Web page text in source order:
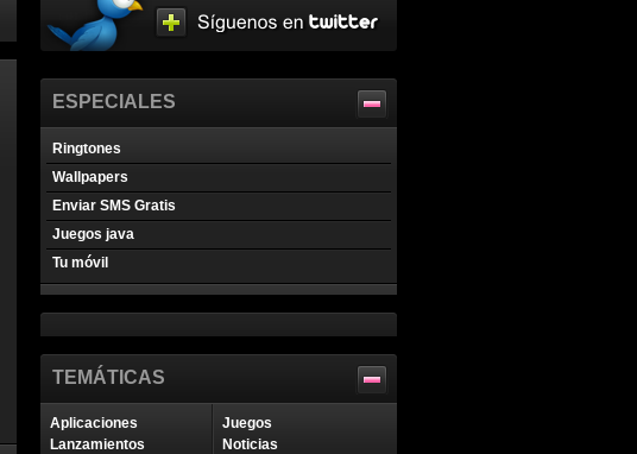
ESPECIALES
Ringtones
Wallpapers
Enviar SMS Gratis
Juegos java
Tu móvil
TEMÁTICAS
Aplicaciones
Juegos
Lanzamientos
Noticias